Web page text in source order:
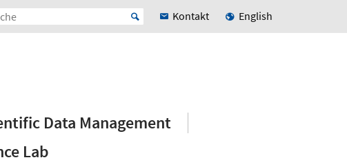
Kontakt English
Data Management
Lab